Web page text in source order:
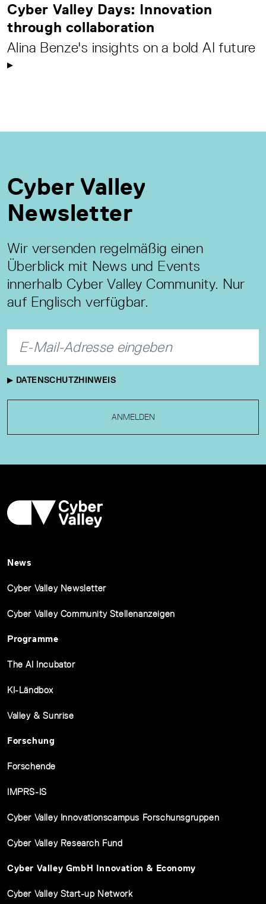
Cyber Valley Days: Innovation
through collaboration
Alina Benze's insights on a bold AI future
Cyber Valley
Newsletter
Wir versenden regelmäßig einen
Überblick mit News und Events
innerhalb Cyber Valley Community. Nur
auf Englisch verfügbar.
DATENSCHUTZHINWEIS
ANMELDEN
News
Cyber Valley Newsletter
Cyber Valley Community Stellenanzeigen
Programme
The AI Incubator
KI-Ländbox
Valley & Sunrise
Forschung
Forschende
IMPRS-IS
Cyber Valley Innovationscampus Forschunsgruppen
Cyber Valley Research Fund
Cyber Valley GmbH Innovation & Economy
Cyber Valley Start-up Network